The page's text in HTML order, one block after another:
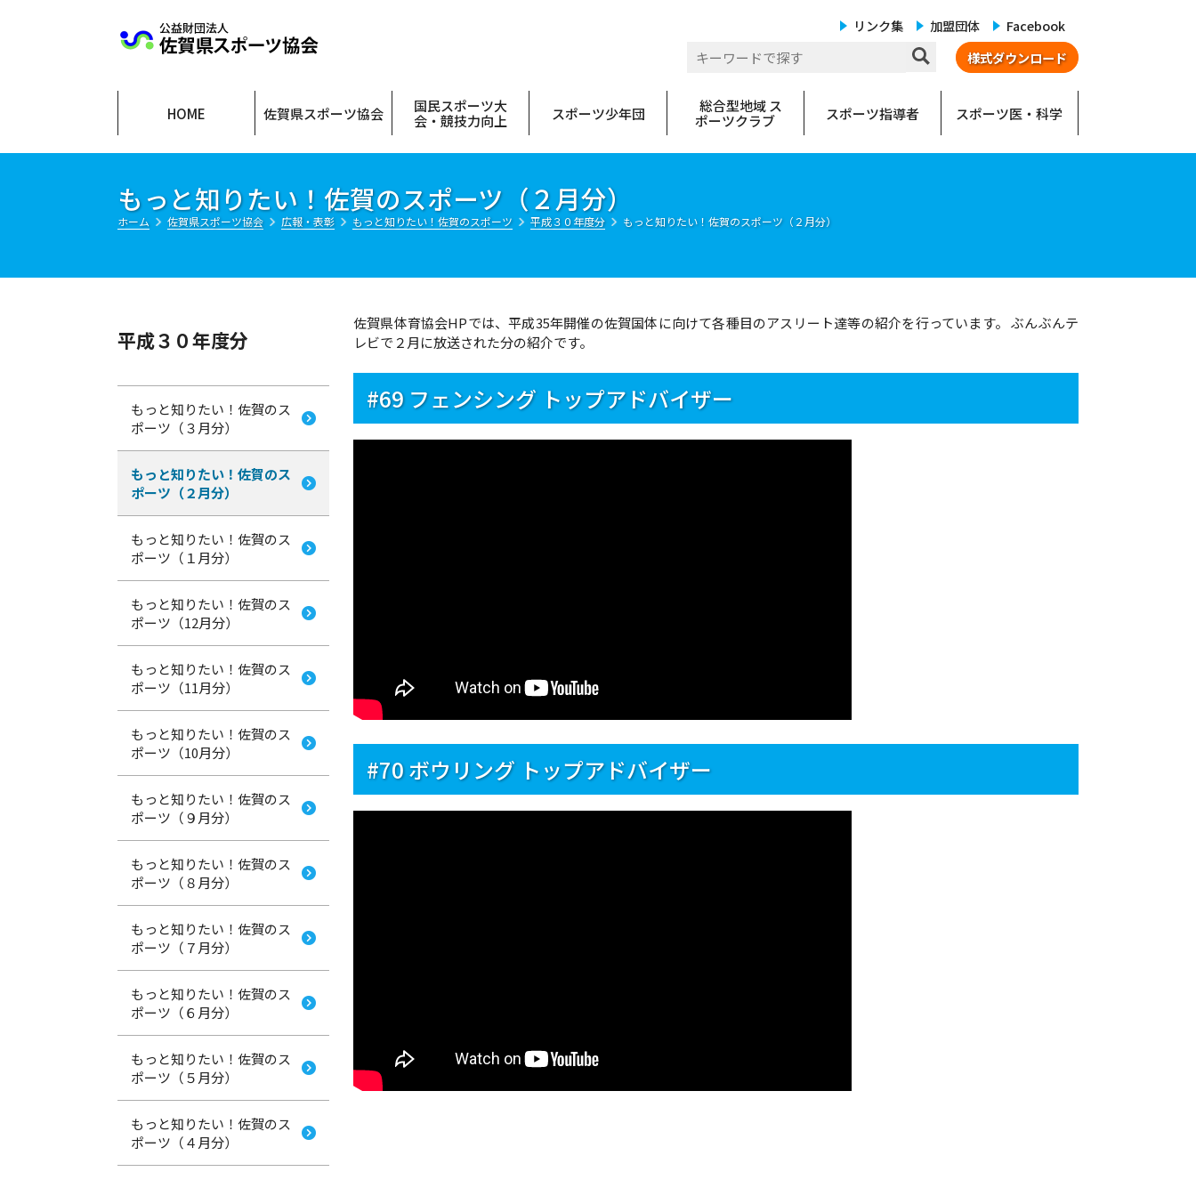
リンク集 加盟団体
Facebook
様式ダウンロード
HOME 佐賀県スポーツ協会
国民スポーツ大
会・競技力向上
スポーツ少年団
総合型地域 ス
ポーツクラブ
スポーツ指導者 スポーツ医・科学
もっと知りたい！佐賀のスポーツ（２月分）
ホーム 佐賀県スポーツ協会 広報・表彰 もっと知りたい！佐賀のスポーツ 平成３０年度分 もっと知りたい！佐賀のスポーツ（２月分）
佐賀県体育協会HPでは、平成35年開催の佐賀国体に向けて各種目のアスリート達等の紹介を行っています。 ぶんぶんテ
レビで２月に放送された分の紹介です。
#69 フェンシング トップアドバイザー
#70 ボウリング トップアドバイザー
平成３０年度分
もっと知りたい！佐賀のス
ポーツ（３月分）
もっと知りたい！佐賀のス
ポーツ（２月分）
もっと知りたい！佐賀のス
ポーツ（１月分）
もっと知りたい！佐賀のス
ポーツ（12月分）
もっと知りたい！佐賀のス
ポーツ（11月分）
もっと知りたい！佐賀のス
ポーツ（10月分）
もっと知りたい！佐賀のス
ポーツ（９月分）
もっと知りたい！佐賀のス
ポーツ（８月分）
もっと知りたい！佐賀のス
ポーツ（７月分）
もっと知りたい！佐賀のス
ポーツ（６月分）
もっと知りたい！佐賀のス
ポーツ（５月分）
もっと知りたい！佐賀のス
ポーツ（４月分）